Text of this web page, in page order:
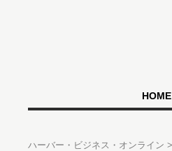
HOME
ハーバー・ビジネス・オンライン